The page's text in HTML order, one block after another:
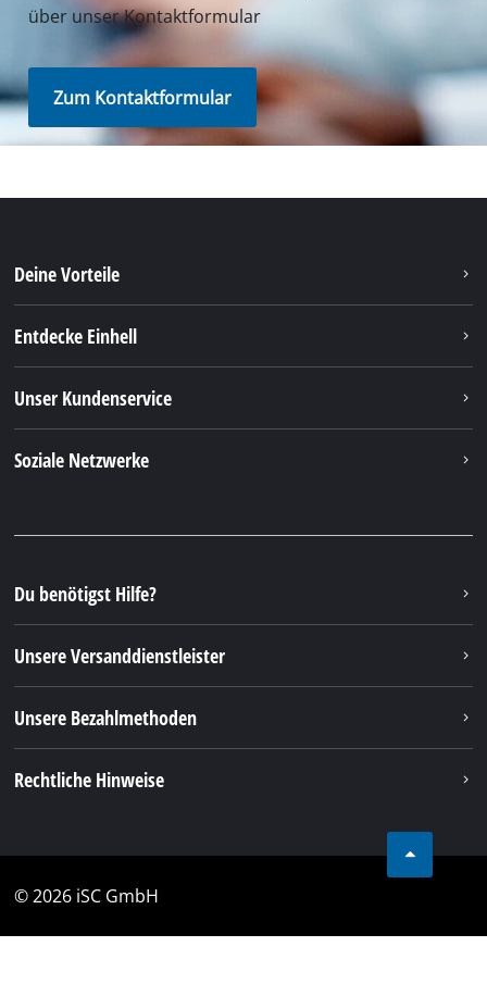
über unser Kontaktformular
Zum Kontaktformular
Deine Vorteile
Entdecke Einhell
Unser Kundenservice
Soziale Netzwerke
Du benötigst Hilfe?
Unsere Versanddienstleister
Unsere Bezahlmethoden
Rechtliche Hinweise
© 2026 iSC GmbH